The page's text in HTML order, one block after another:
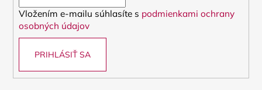
Vložením e-mailu súhlasíte s podmienkami ochrany
osobných údajov
PRIHLÁSIŤ SA